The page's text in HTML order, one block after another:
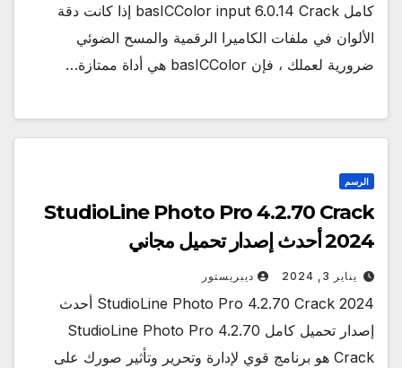
كامل basICColor input 6.0.14 Crack إذا كانت دقة
الألوان في ملفات الكاميرا الرقمية والمسح الضوئي
ضرورية لعملك ، فإن basICColor هي أداة ممتازة…
الرسم
StudioLine Photo Pro 4.2.70 Crack
2024 أحدث إصدار تحميل مجاني
يناير 3, 2024 ديبريستور
StudioLine Photo Pro 4.2.70 Crack 2024 أحدث
إصدار تحميل كامل StudioLine Photo Pro 4.2.70
Crack هو برنامج قوي لإدارة وتحرير وتأثير صورك على